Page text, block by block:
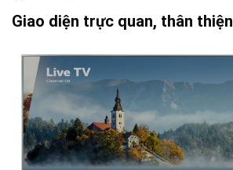
Giao diện trực quan, thân thiện